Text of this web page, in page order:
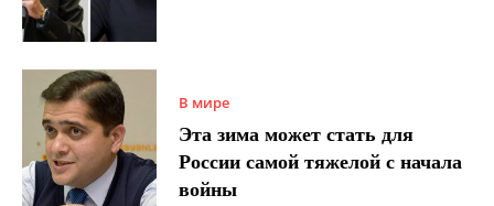
В мире
Эта зима может стать для
России самой тяжелой с начала
войны